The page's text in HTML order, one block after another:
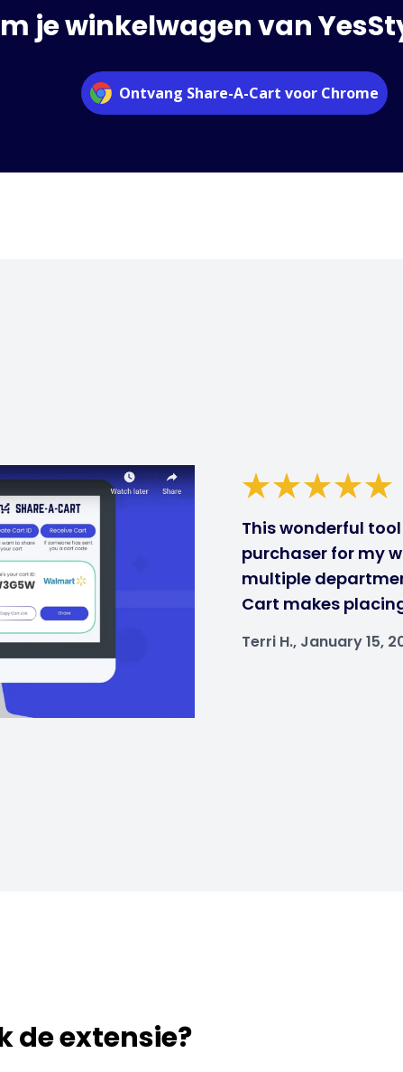
je winkelwagen van
Ontvang Share-A-Cart voor Chrome
This wonderful
purchaser for my
multiple
Cart makes
Terri H., January 15,
de extensie?